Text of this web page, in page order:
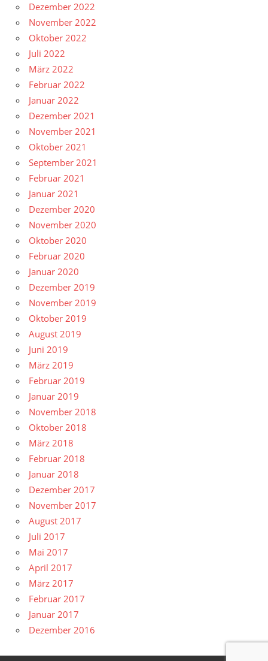
Dezember 2022
November 2022
Oktober 2022
Juli 2022
März 2022
Februar 2022
Januar 2022
Dezember 2021
November 2021
Oktober 2021
September 2021
Februar 2021
Januar 2021
Dezember 2020
November 2020
Oktober 2020
Februar 2020
Januar 2020
Dezember 2019
November 2019
Oktober 2019
August 2019
Juni 2019
März 2019
Februar 2019
Januar 2019
November 2018
Oktober 2018
März 2018
Februar 2018
Januar 2018
Dezember 2017
November 2017
August 2017
Juli 2017
Mai 2017
April 2017
März 2017
Februar 2017
Januar 2017
Dezember 2016